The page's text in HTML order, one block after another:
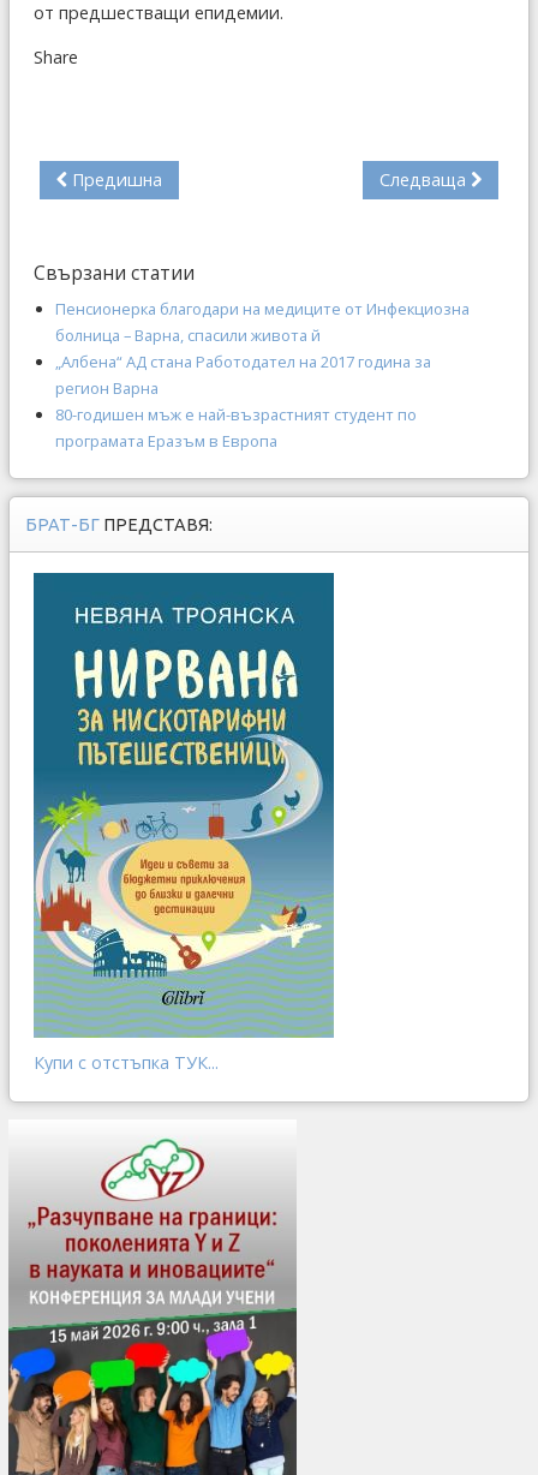
от предшестващи епидемии.
Share
Предишна Следваща
Свързани статии
Пенсионерка благодари на медиците от Инфекциозна
болница – Варна, спасили живота й
„Албена“ АД стана Работодател на 2017 година за
регион Варна
80-годишен мъж е най-възрастният студент по
програмата Еразъм в Европа
БРАТ-БГ ПРЕДСТАВЯ:
Купи с отстъпка ТУК...